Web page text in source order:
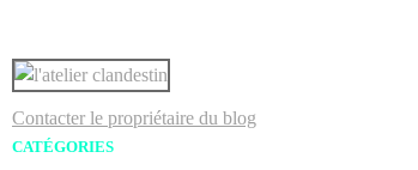
Contacter le propriétaire du blog
CATÉGORIES